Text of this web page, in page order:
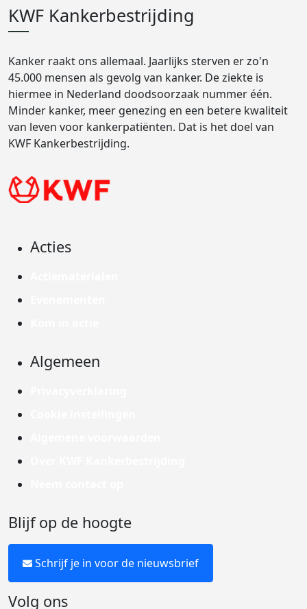
KWF Kankerbestrijding
Kanker raakt ons allemaal. Jaarlijks sterven er zo'n
45.000 mensen als gevolg van kanker. De ziekte is
hiermee in Nederland doodsoorzaak nummer één.
Minder kanker, meer genezing en een betere kwaliteit
van leven voor kankerpatiënten. Dat is het doel van
KWF Kankerbestrijding.
Acties
Algemeen
Blijf op de hoogte
Schrijf je in voor de nieuwsbrief
Volg ons